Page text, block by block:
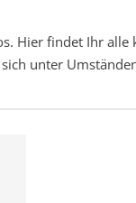
Hier findet Ihr
unter